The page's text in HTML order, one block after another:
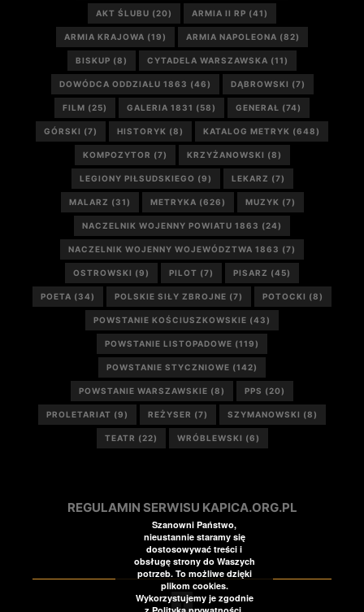
AKT ŚLUBU (20) ARMIA II RP (41)
ARMIA KRAJOWA (19) ARMIA NAPOLEONA (82)
BISKUP (8) CYTADELA WARSZAWSKA (11)
DOWÓDCA ODDZIAŁU 1863 (46) DĄBROWSKI (7)
FILM (25) GALERIA 1831 (58) GENERAŁ (74)
GÓRSKI (7) HISTORYK (8) KATALOG METRYK (648)
KOMPOZYTOR (7) KRZYŻANOWSKI (8)
LEGIONY PIŁSUDSKIEGO (9) LEKARZ (7)
MALARZ (31) METRYKA (626) MUZYK (7)
NACZELNIK WOJENNY POWIATU 1863 (24)
NACZELNIK WOJENNY WOJEWÓDZTWA 1863 (7)
OSTROWSKI (9) PILOT (7) PISARZ (45)
POETA (34) POLSKIE SIŁY ZBROJNE (7) POTOCKI (8)
POWSTANIE KOŚCIUSZKOWSKIE (43)
POWSTANIE LISTOPADOWE (119)
POWSTANIE STYCZNIOWE (142)
POWSTANIE WARSZAWSKIE (8) PPS (20)
PROLETARIAT (9) REŻYSER (7) SZYMANOWSKI (8)
TEATR (22) WRÓBLEWSKI (6)
REGULAMIN SERWISU KAPICA.ORG.PL
Szanowni Państwo,
nieustannie staramy się
dostosowywać treści i
obsługę strony do Waszych
potrzeb. To możliwe dzięki
plikom cookies.
Wykorzystujemy je zgodnie